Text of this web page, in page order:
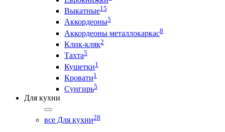
Выкатные15
Аккордеоны5
Аккордеоны металлокаркас8
Клик-кляк2
Тахта5
Кушетки1
Кровати1
Сунгирь5
Для кухни
все Для кухни28